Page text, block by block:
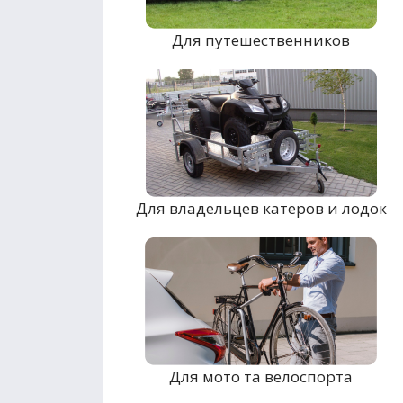
Для путешественников
Для владельцев катеров и лодок
Для мото та велоспорта